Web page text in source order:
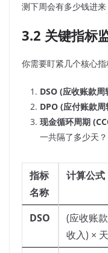
测下周会有多少钱进来
3.2 关键指标
你需要盯紧几个核心指
DSO (应收账款周
DPO (应付账款周
现金循环周期
一共隔了多少天？
指标
名称
计算公式
DSO
(应收账
收入) ×